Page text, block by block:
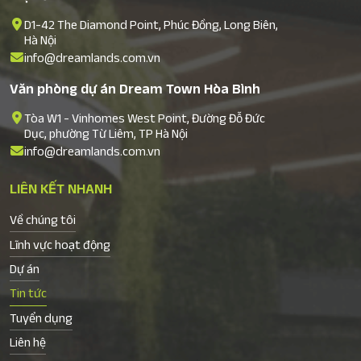
D1-42 The Diamond Point, Phúc Đồng, Long Biên,
Hà Nội
info@dreamlands.com.vn
Văn phòng dự án Dream Town Hòa Bình
Tòa W1 - Vinhomes West Point, Đường Đỗ Đức
Dục, phường Từ Liêm, TP Hà Nội
info@dreamlands.com.vn
LIÊN KẾT NHANH
Về chúng tôi
Lĩnh vực hoạt động
Dự án
Tin tức
Tuyển dụng
Liên hệ